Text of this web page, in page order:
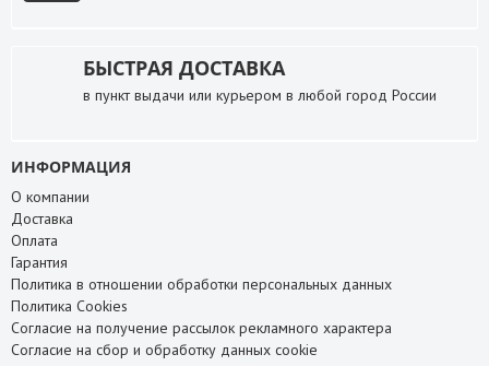
БЫСТРАЯ ДОСТАВКА
в пункт выдачи или курьером в любой город России
ИНФОРМАЦИЯ
О компании
Доставка
Оплата
Гарантия
Политика в отношении обработки персональных данных
Политика Cookies
Согласие на получение рассылок рекламного характера
Согласие на сбор и обработку данных cookie